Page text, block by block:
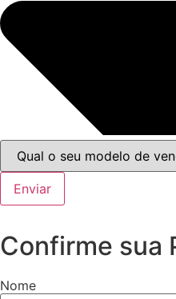
Enviar
Confirme sua
Nome